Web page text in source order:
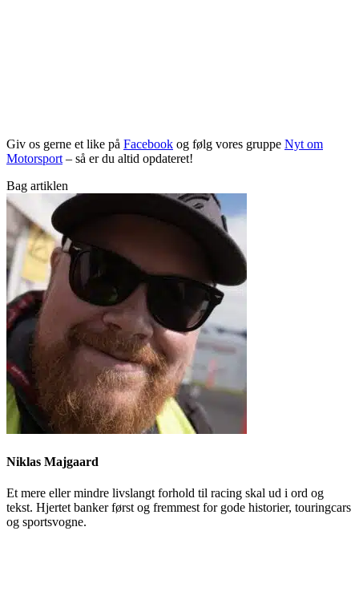
Giv os gerne et like på Facebook og følg vores gruppe Nyt om
Motorsport– så er du altid opdateret!
Bag artiklen
Niklas Majgaard
Et mere eller mindre livslangt forhold til racing skal ud i ord og
tekst. Hjertet banker først og fremmest for gode historier, touringcars
og sportsvogne.